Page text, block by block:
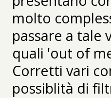
molto
passare a tale
quali 'out of
Corretti vari
possiblità di